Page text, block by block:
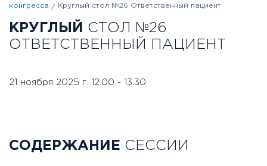
Инструкции
конгресса
Круглый стол №26 Ответственный пациент
КРУГЛЫЙ
СТОЛ №26
ОТВЕТСТВЕННЫЙ ПАЦИЕНТ
21 ноября 2025 г. 12.00 - 13.30
СОДЕРЖАНИЕ СЕССИИ